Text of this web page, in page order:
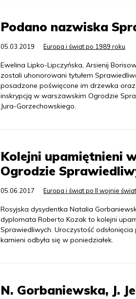
Podano nazwiska
05.03.2019 Europa i świat po 1989 roku
Ewelina Lipko-Lipczyńska, Arsienij
zostali uhonorowani tytułem
posadzone poświęcone im drzewka
inskrypcją w warszawskim Ogrodzie
Jura-Gorzechowskiego.
Kolejni upamiętnieni
Ogrodzie
05.06.2017 Europa i świat po II wojnie
Rosyjska dysydentka Natalia
dyplomata Roberto Kozak to kolejni
Sprawiedliwych. Uroczystość
kamieni odbyła się w poniedziałek.
N. Gorbaniewska, J.